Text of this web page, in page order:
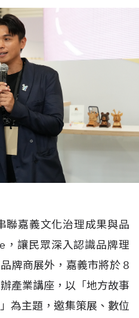
聯嘉義文化治理成果與品
，讓民眾深入認識品牌理
牌商展外，嘉義市將於 8
產業講座，以「地方故事
為主題，邀集策展、數位